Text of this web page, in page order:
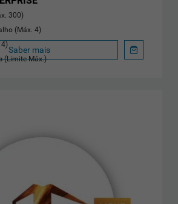
300)
(Máx. 4)
4)
(Limite Máx.)
Saber mais